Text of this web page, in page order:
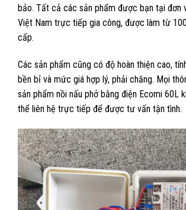
bảo. Tất cả các sản phẩm được bạn tại đơn
Việt Nam trực tiếp gia công, được làm từ
cấp.
Các sản phẩm cũng có độ hoàn thiện cao,
bền bỉ và mức giá hợp lý, phải chăng. Mọi
sản phẩm nồi nấu phở bằng điện Ecomi 60L
thể liên hệ trực tiếp để được tư vấn tận tình.